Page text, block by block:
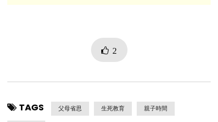
2
TAGS 父母省思 生死教育 親子時間